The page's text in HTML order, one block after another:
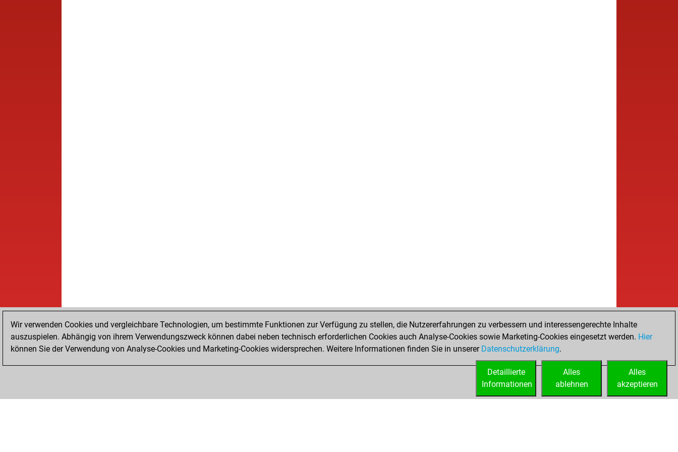
Wir verwenden Cookies und vergleichbare Technologien, um bestimmte Funktionen zur Verfügung zu stellen, die Nutzererfahrungen zu verbessern und interessengerechte Inhalte
auszuspielen. Abhängig von ihrem Verwendungszweck können dabei neben technisch erforderlichen Cookies auch Analyse-Cookies sowie Marketing-Cookies eingesetzt werden. Hier
können Sie der Verwendung von Analyse-Cookies und Marketing-Cookies widersprechen. Weitere Informationen finden Sie in unserer Datenschutzerklärung.
Alles
akzeptieren
Alles
ablehnen
Detaillierte
Informationen